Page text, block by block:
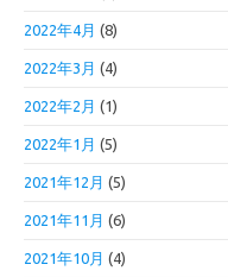
2022年4月 (8)
2022年3月 (4)
2022年2月 (1)
2022年1月 (5)
2021年12月 (5)
2021年11月 (6)
2021年10月 (4)